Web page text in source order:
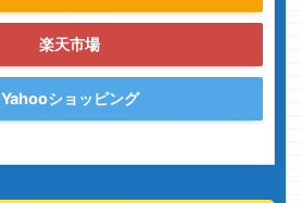
楽天市場
Yahooショッピング